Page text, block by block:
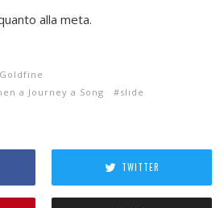
alla meta.
a Journey a Song
slide
TWITTER